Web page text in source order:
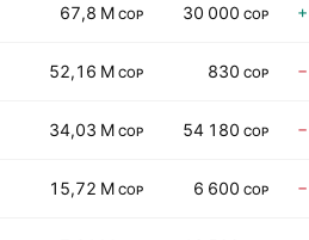
67,8 M COP 30 000 COP
52,16 M COP 830 COP
34,03 M COP 54 180 COP
15,72 M COP 6 600 COP